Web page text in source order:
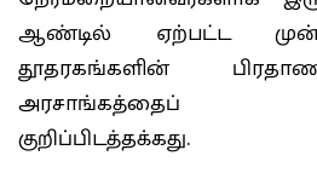
ஆண்டில் ஏற்பட்ட
தூதரகங்களின்
அரசாங்கத்தைப்
குறிப்பிடத்தக்கது.